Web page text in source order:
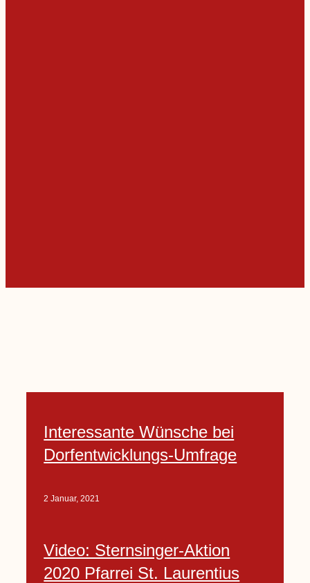
Interessante Wünsche bei
Dorfentwicklungs-Umfrage
2 Januar, 2021
Video: Sternsinger-Aktion
2020 Pfarrei St. Laurentius